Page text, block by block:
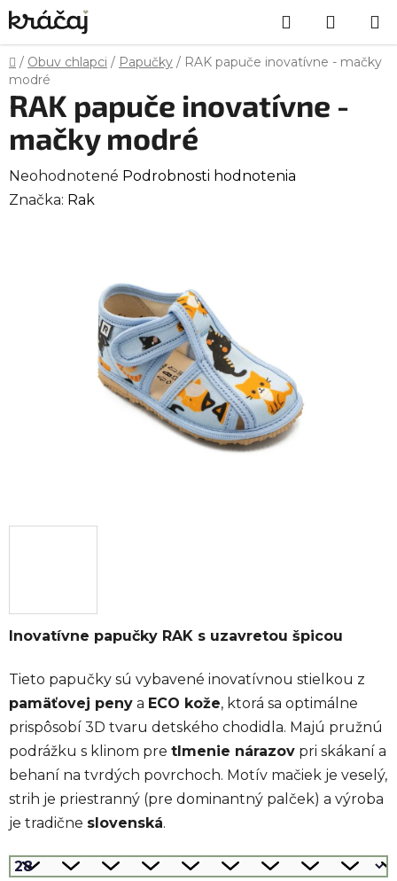
Prejsť
na
obsah
Hľadať
KOŠÍK
Domov
/ Obuv chlapci / Papučky / RAK papuče inovatívne - mačky
modré
Inovatívne papučky RAK s uzavretou špicou
Tieto papučky sú vybavené inovatívnou stielkou z
pamäťovej peny a ECO kože, ktorá sa optimálne
prispôsobí 3D tvaru detského chodidla. Majú pružnú
podrážku s klinom pre tlmenie nárazov pri skákaní a
behaní na tvrdých povrchoch. Motív mačiek je veselý,
strih je priestranný (pre dominantný palček) a výroba
je tradične slovenská.
RAK papuče inovatívne -
mačky modré
Priemerné
hodnotenie
Neohodnotené Podrobnosti hodnotenia
Značka: Rak